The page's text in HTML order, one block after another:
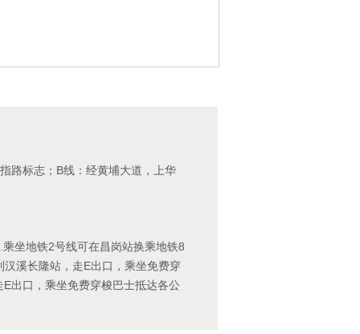
路标志；B线：经黄埔大道，上华
坐地铁2号线可在昌岗站换乘地铁8
溪长隆站，走E出口，乘坐免费穿
出口，乘坐免费穿梭巴士抵达各公